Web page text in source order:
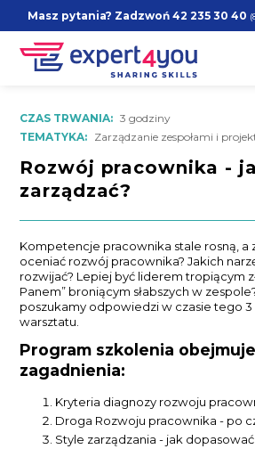
Masz pytania? Zadzwoń42 235 30 40
CZAS TRWANIA: 3 godziny
TEMATYKA: Zarządzanie zespołami i
Rozwój pracownika -
zarządzać?
Kompetencje pracownika stale rosną, a
oceniać rozwój pracownika? Jakich
rozwijać? Lepiej być liderem tropiącym
Panem” broniącym słabszych w
poszukamy odpowiedzi w czasie tego
warsztatu.
Program szkolenia
zagadnienia:
Kryteria diagnozy rozwoju
Droga Rozwoju pracownika - po
Style zarządzania - jak dopasować